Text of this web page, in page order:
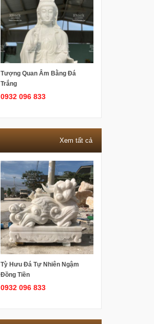
Tượng Quan Âm Bằng Đá
Trắng
0932 096 833
Xem tất cả
Tỳ Hưu Đá Tự Nhiên Ngậm
Đồng Tiền
0932 096 833